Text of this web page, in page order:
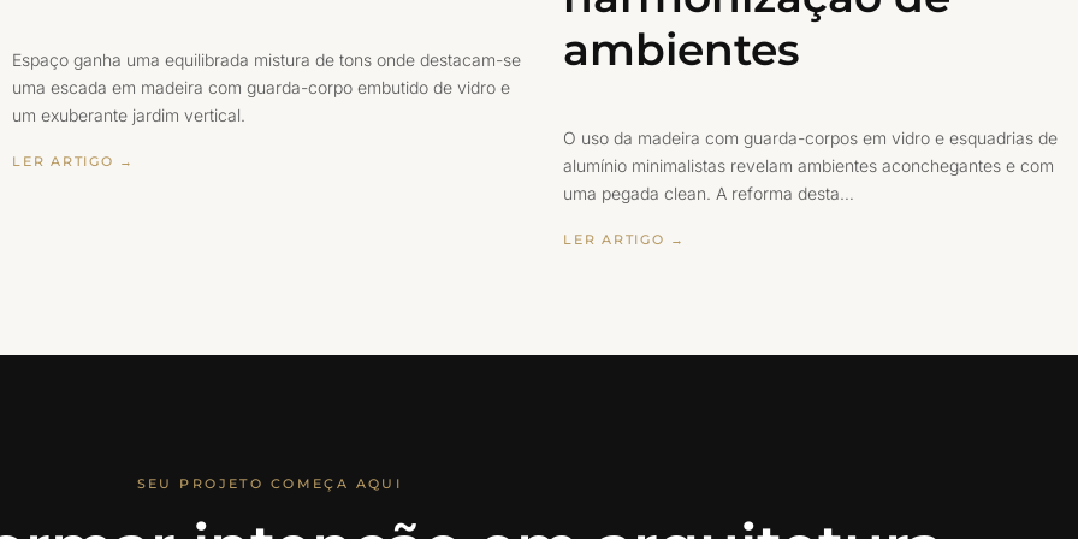
Espaço ganha uma equilibrada mistura de tons onde destacam-se
uma escada em madeira com guarda-corpo embutido de vidro e
um exuberante jardim vertical.
LER ARTIGO →
ambientes
O uso da madeira com guarda-corpos em vidro e esquadrias de
alumínio minimalistas revelam ambientes aconchegantes e com
uma pegada clean. A reforma desta…
LER ARTIGO →
SEU PROJETO COMEÇA AQUI